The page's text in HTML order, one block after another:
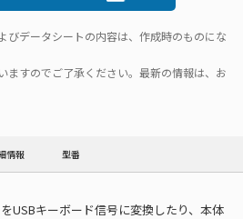
びデータシートの内容は、作成時のものにな
ますのでご了承ください。最新の情報は、お
情報 型番
USBキーボード信号に変換したり、本体